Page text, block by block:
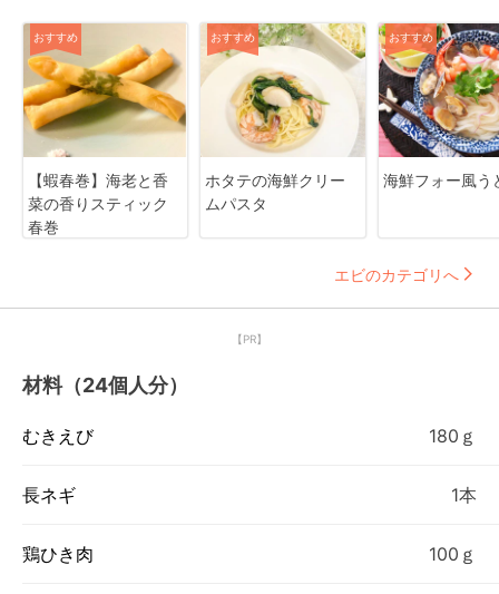
おすすめ
【蝦春巻】海老と香
菜の香りスティック
春巻
おすすめ
ホタテの海鮮クリー
ムパスタ
おすすめ
海鮮フォー風う
エビのカテゴリへ
【PR】
材料（24個人分）
むきえび 180ｇ
長ネギ 1本
鶏ひき肉 100ｇ